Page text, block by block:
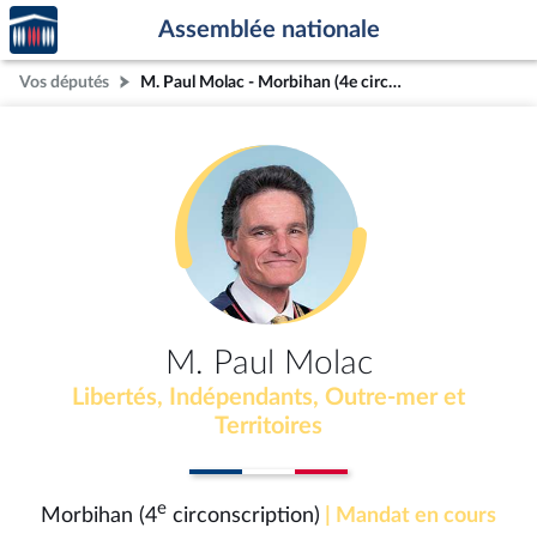
Aller au contenu
Aller en bas de la page
Accèder
à la
page
d'accueil
Assemblée nationale
Vos députés M. Paul Molac - Morbihan (4e circonscription)
M. Paul Molac
Libertés, Indépendants, Outre-mer et
Territoires
Morbihan (4e circonscription) | Mandat en cours